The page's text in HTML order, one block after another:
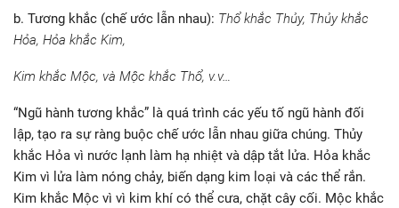
b. Tương khắc (chế ước lẫn nhau): Thổ khắc Thủy, Thủy khắc
Hỏa, Hỏa khắc Kim,
Kim khắc Mộc, và Mộc khắc Thổ, v.v…
“Ngũ hành tương khắc” là quá trình các yếu tố ngũ hành đối
lập, tạo ra sự ràng buộc chế ước lẫn nhau giữa chúng. Thủy
khắc Hỏa vì nước lạnh làm hạ nhiệt và dập tắt lửa. Hỏa khắc
Kim vì lửa làm nóng chảy, biến dạng kim loại và các thể rắn.
Kim khắc Mộc vì vì kim khí có thể cưa, chặt cây cối. Mộc khắc